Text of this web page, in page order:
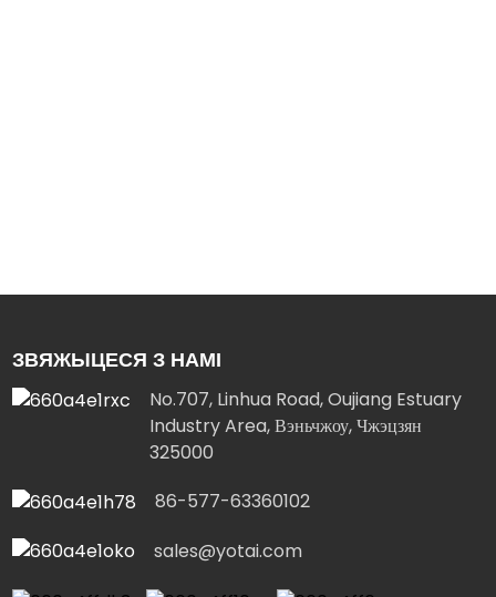
ЗВЯЖЫЦЕСЯ З НАМІ
No.707, Linhua Road, Oujiang Estuary
Industry Area, Вэньчжоу, Чжэцзян
325000
86-577-63360102
sales@yotai.com